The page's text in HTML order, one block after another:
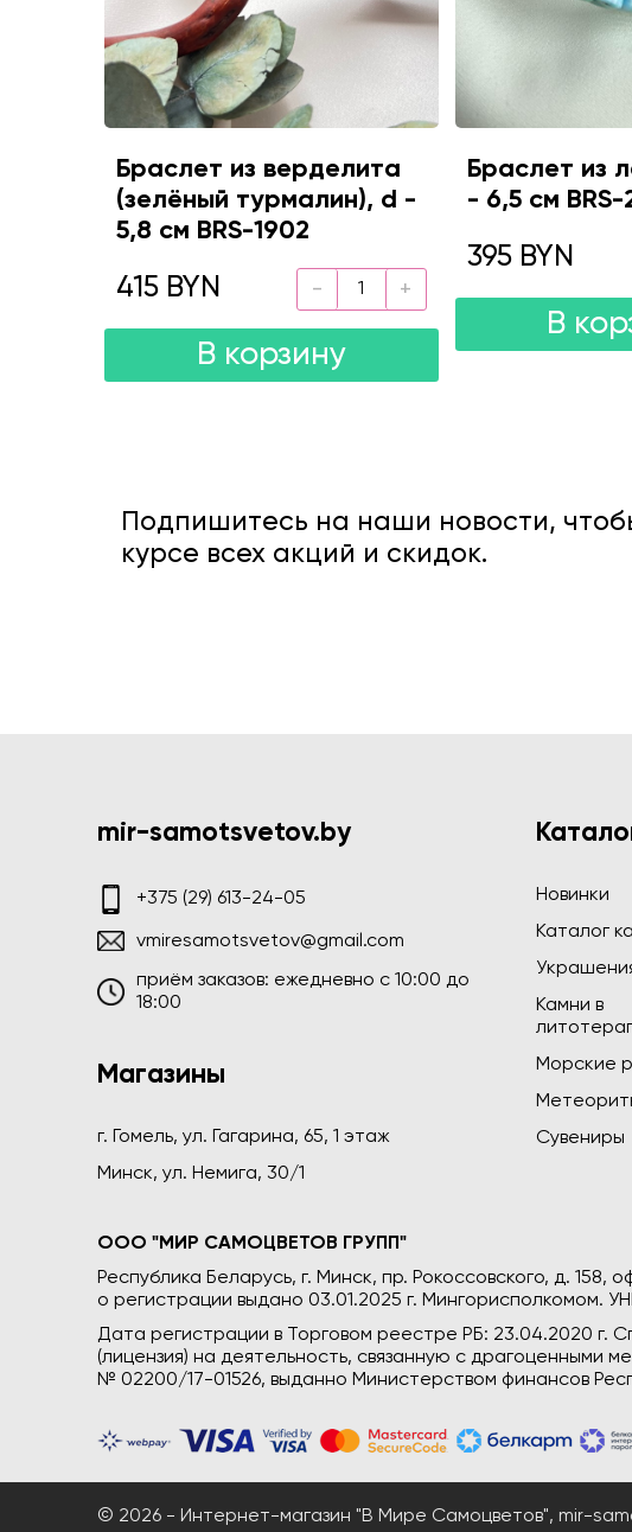
Браслет из верделита
(зелёный турмалин), d -
5,8 см BRS-1902
415 BYN
В корзину
Браслет из
- 6,5 см BRS-
395 BYN
В
Подпишитесь на наши новости,
курсе всех акций и скидок.
mir-samotsvetov.by
+375 (29) 613-24-05
vmiresamotsvetov@gmail.com
приём заказов: ежедневно c 10:00 до
18:00
Магазины
г. Гомель, ул. Гагарина, 65, 1 этаж
Минск, ул. Немига, 30/1
Новинки
Каталог
Камни в
Морские
Сувениры
ООО "МИР САМОЦВЕТОВ ГРУПП"
Республика Беларусь, г. Минск, пр. Рокоссовского, д. 158,
о регистрации выдано 03.01.2025 г. Мингорисполкомом.
Дата регистрации в Торговом реестре РБ: 23.04.2020 г.
(лицензия) на деятельность, связанную с драгоценными
№ 02200/17-01526, выданно Министерством финансов
© 2026 - Интернет-магазин "В Мире Самоцветов", mir-